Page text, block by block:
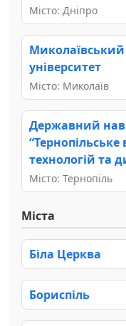
Місто: Дніпро
університет
Місто: Миколаїв
Державний
технологій та
Місто: Тернопіль
Міста
Біла Церква
Бориспіль